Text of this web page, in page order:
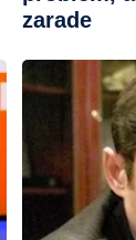
zarade